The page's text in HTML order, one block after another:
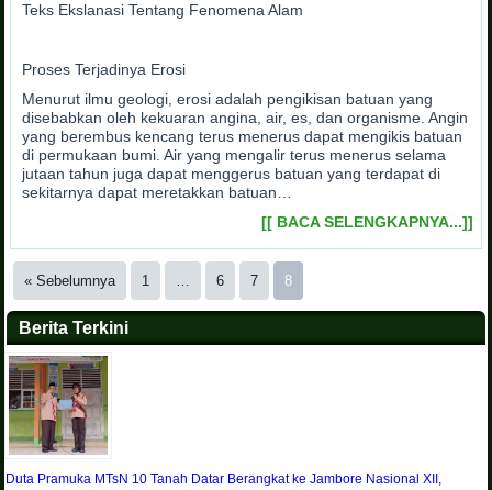
Teks Ekslanasi Tentang Fenomena Alam
Proses Terjadinya Erosi
Menurut ilmu geologi, erosi adalah pengikisan batuan yang
disebabkan oleh kekuaran angina, air, es, dan organisme. Angin
yang berembus kencang terus menerus dapat mengikis batuan
di permukaan bumi. Air yang mengalir terus menerus selama
jutaan tahun juga dapat menggerus batuan yang terdapat di
sekitarnya dapat meretakkan batuan…
[[ BACA SELENGKAPNYA...]]
« Sebelumnya 1 … 6 7 8
Berita Terkini
Duta Pramuka MTsN 10 Tanah Datar Berangkat ke Jambore Nasional XII,